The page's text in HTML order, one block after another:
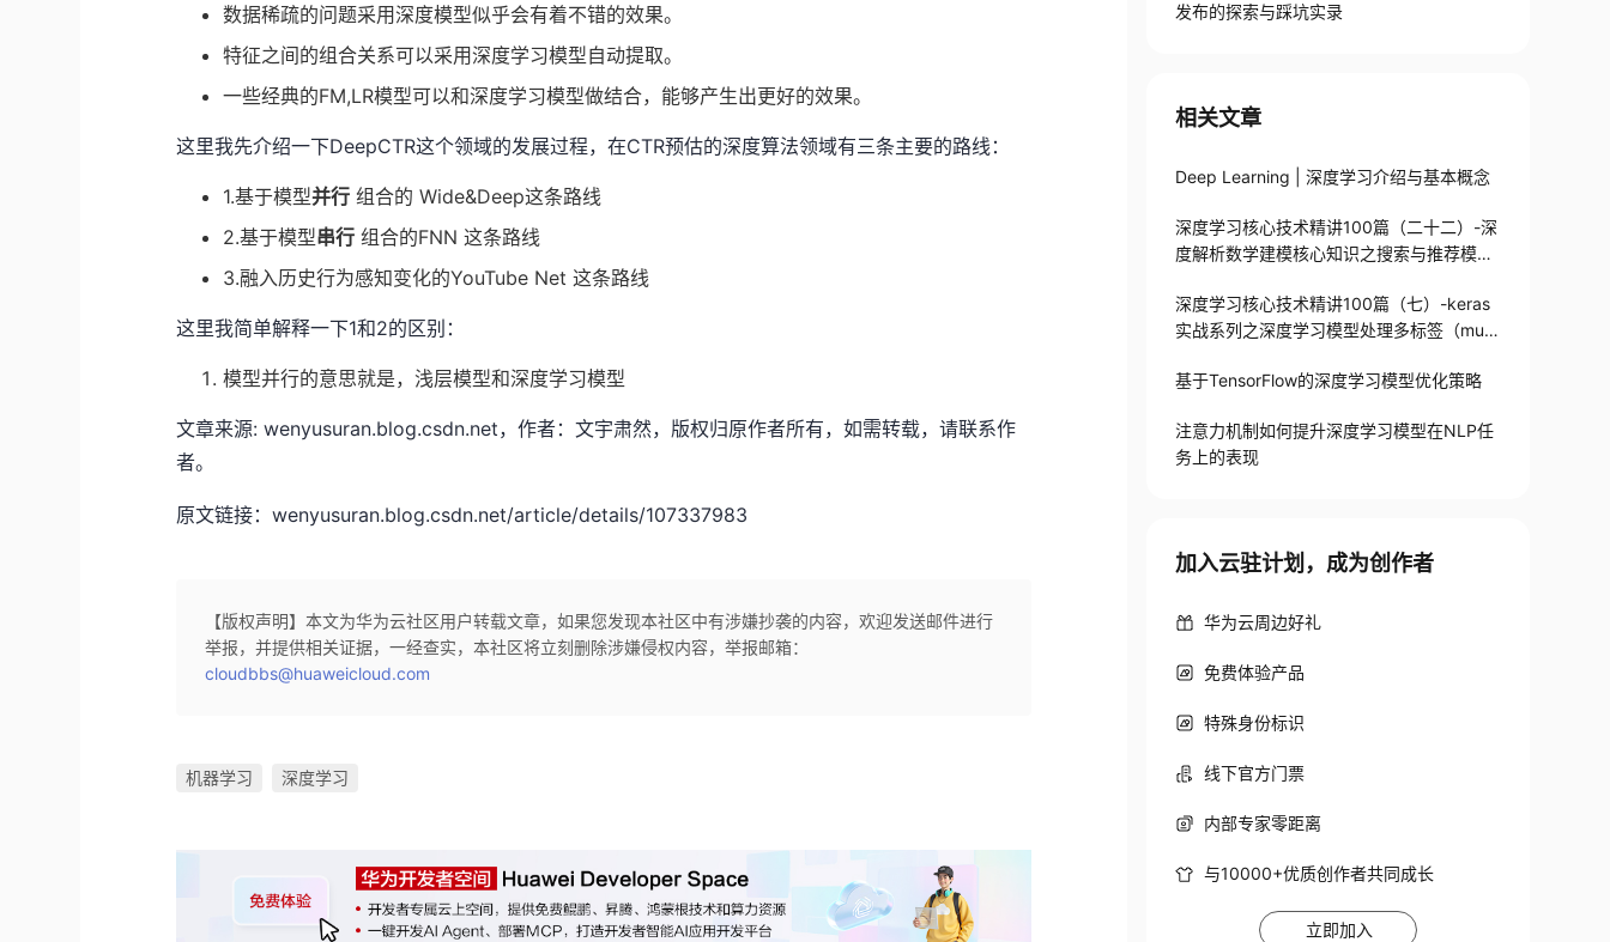
数据稀疏的问题采用深度模型似乎会有着不错的效果。
特征之间的组合关系可以采用深度学习模型自动提取。
一些经典的FM,LR模型可以和深度学习模型做结合，能够产生出更好的效果。
这里我先介绍一下DeepCTR这个领域的发展过程，在CTR预估的深度算法领域有三条主要的路线：
1.基于模型并行 组合的 Wide&Deep这条路线
2.基于模型串行 组合的FNN 这条路线
3.融入历史行为感知变化的YouTube Net 这条路线
这里我简单解释一下1和2的区别：
模型并行的意思就是，浅层模型和深度学习模型
文章来源: wenyusuran.blog.csdn.net，作者：文宇肃然，版权归原作者所有，如需转载，请联系作
者。
原文链接：wenyusuran.blog.csdn.net/article/details/107337983
【版权声明】本文为华为云社区用户转载文章，如果您发现本社区中有涉嫌抄袭的内容，欢迎发送邮件进行
举报，并提供相关证据，一经查实，本社区将立刻删除涉嫌侵权内容，举报邮箱：
cloudbbs@huaweicloud.com
机器学习 深度学习
发布的探索与踩坑实录
相关文章
Deep Learning | 深度学习介绍与基本概念
深度学习核心技术精讲100篇（二十二）-深
度解析数学建模核心知识之搜索与推荐模型
深度学习核心技术精讲100篇（七）-keras
实战系列之深度学习模型处理多标签（multi
基于TensorFlow的深度学习模型优化策略
注意力机制如何提升深度学习模型在NLP任
务上的表现
加入云驻计划，成为创作者
华为云周边好礼
免费体验产品
特殊身份标识
线下官方门票
内部专家零距离
与10000+优质创作者共同成长
立即加入